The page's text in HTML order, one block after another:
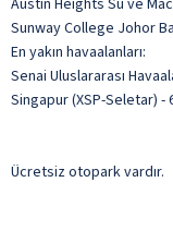
Sunway College Johor
En yakın havaalanları:
Senai Uluslararası
Singapur (XSP-Seletar) -
Ücretsiz otopark vardır.